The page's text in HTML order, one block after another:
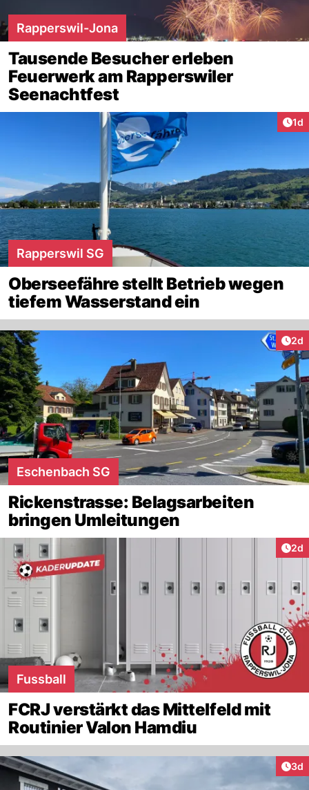
Rapperswil-Jona
Tausende Besucher erleben
Feuerwerk am Rapperswiler
Seenachtfest
1d
Rapperswil SG
Oberseefähre stellt Betrieb wegen
tiefem Wasserstand ein
2d
Eschenbach SG
Rickenstrasse: Belagsarbeiten
bringen Umleitungen
2d
Fussball
FCRJ verstärkt das Mittelfeld mit
Routinier Valon Hamdiu
3d